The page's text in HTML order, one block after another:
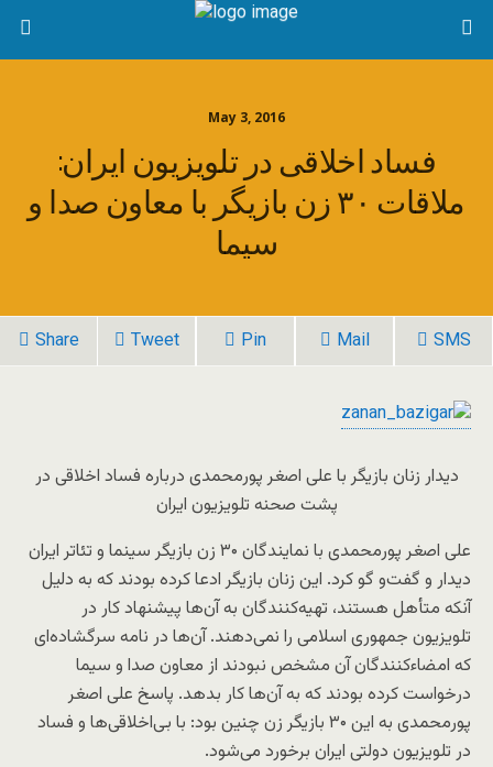
May 3, 2016
فساد اخلاقی در تلویزیون ایران:
ملاقات ۳۰ زن بازیگر با معاون صدا و
سیما
Share Tweet Pin Mail SMS
دیدار زنان بازیگر با علی اصغر پورمحمدی درباره فساد اخلاقی در
پشت صحنه تلویزیون ایران
علی اصغر پورمحمدی با نمایندگان ۳۰ زن بازیگر سینما و تئاتر ایران
دیدار و گفت‌و گو کرد. این زنان بازیگر ادعا کرده بودند که به دلیل
آنکه متأهل هستند، تهیه‌کنندگان به آن‌ها پیشنهاد کار در
تلویزیون جمهوری اسلامی را نمی‌دهند. آن‌ها در نامه سرگشاده‌ای
که امضاءکنندگان آن مشخص نبودند از معاون صدا و سیما
درخواست کرده بودند که به آن‌ها کار بدهد. پاسخ علی اصغر
پورمحمدی به این ۳۰ بازیگر زن چنین بود: با بی‌اخلاقی‌ها و فساد
در تلویزیون دولتی ایران برخورد می‌شود.